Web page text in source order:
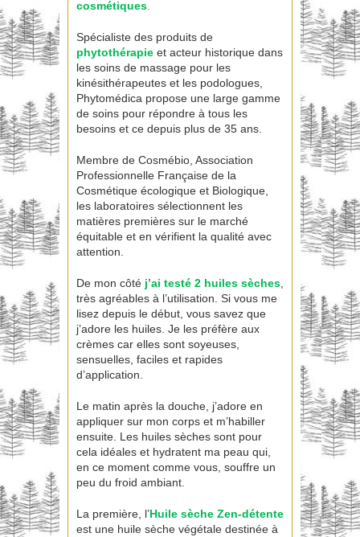
cosmétiques.
Spécialiste des produits de
phytothérapie et acteur historique dans
les soins de massage pour les
kinésithérapeutes et les podologues,
Phytomédica propose une large gamme
de soins pour répondre à tous les
besoins et ce depuis plus de 35 ans.
Membre de Cosmébio, Association
Professionnelle Française de la
Cosmétique écologique et Biologique,
les laboratoires sélectionnent les
matières premières sur le marché
équitable et en vérifient la qualité avec
attention.
De mon côté j’ai testé 2 huiles sèches,
très agréables à l’utilisation. Si vous me
lisez depuis le début, vous savez que
j’adore les huiles. Je les préfère aux
crèmes car elles sont soyeuses,
sensuelles, faciles et rapides
d’application.
Le matin après la douche, j’adore en
appliquer sur mon corps et m’habiller
ensuite. Les huiles sèches sont pour
cela idéales et hydratent ma peau qui,
en ce moment comme vous, souffre un
peu du froid ambiant.
La première, l’Huile sèche Zen-détente
est une huile sèche végétale destinée à